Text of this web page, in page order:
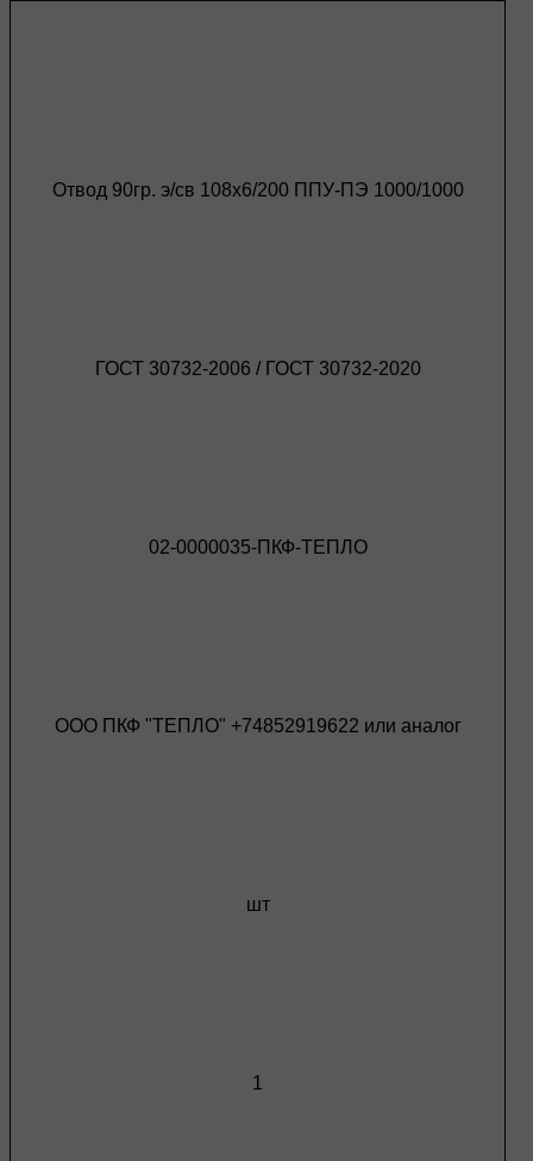
Отвод 90гр. э/св 108х6/200 ППУ-ПЭ 1000/1000
ГОСТ 30732-2006 / ГОСТ 30732-2020
02-0000035-ПКФ-ТЕПЛО
ООО ПКФ "ТЕПЛО" +74852919622 или аналог
шт
1